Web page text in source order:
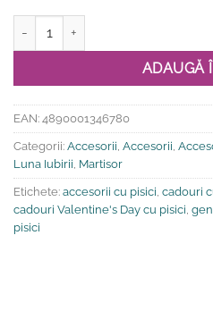
ADAUGĂ
EAN: 4890001346780
Categorii: Accesorii Accesorii
Luna Iubirii Martisor
Etichete: accesorii cu pisici cadouri
cadouri Valentine's Day cu pisici
pisici